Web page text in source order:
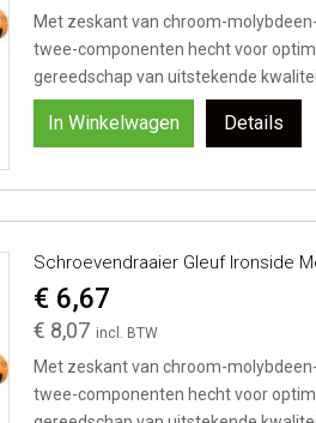
Met zeskant van chroom-
twee-componenten hecht voor
gereedschap van uitstekende
In Winkelwagen Details
Schroevendraaier Gleuf Ironside
€ 8,07
€ 6,67
Met zeskant van chroom-
twee-componenten hecht voor